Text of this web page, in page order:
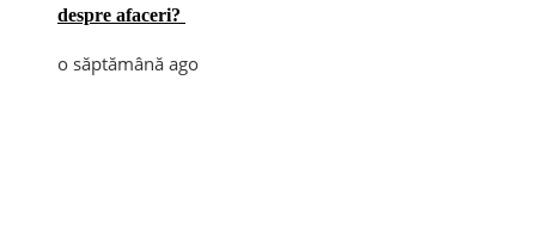
despre afaceri?
o săptămână ago